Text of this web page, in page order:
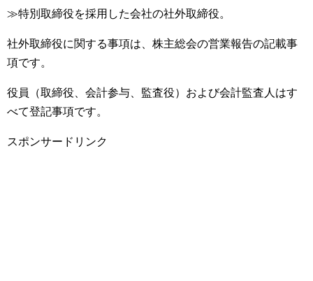
≫特別取締役を採用した会社の社外取締役。
社外取締役に関する事項は、株主総会の営業報告の記載事
項です。
役員（取締役、会計参与、監査役）および会計監査人はす
べて登記事項です。
スポンサードリンク